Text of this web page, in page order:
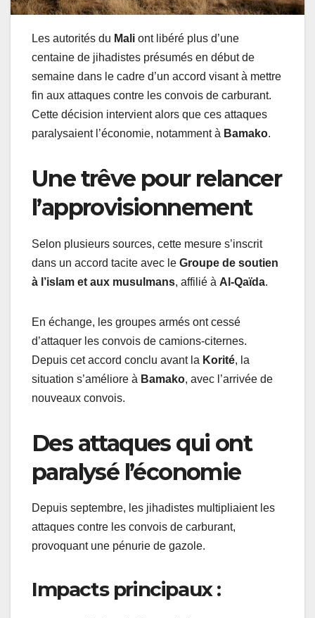
Les autorités du Mali ont libéré plus d’une
centaine de jihadistes présumés en début de
semaine dans le cadre d’un accord visant à mettre
fin aux attaques contre les convois de carburant.
Cette décision intervient alors que ces attaques
paralysaient l’économie, notamment à Bamako.
Une trêve pour relancer
l’approvisionnement
Selon plusieurs sources, cette mesure s’inscrit
dans un accord tacite avec le Groupe de soutien
à l’islam et aux musulmans, affilié à Al-Qaïda.
En échange, les groupes armés ont cessé
d’attaquer les convois de camions-citernes.
Depuis cet accord conclu avant la Korité, la
situation s’améliore à Bamako, avec l’arrivée de
nouveaux convois.
Des attaques qui ont
paralysé l’économie
Depuis septembre, les jihadistes multipliaient les
attaques contre les convois de carburant,
provoquant une pénurie de gazole.
Impacts principaux :